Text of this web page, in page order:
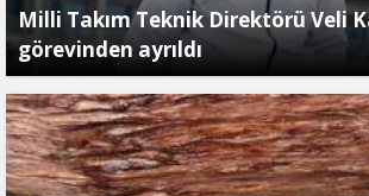
Milli Takım Teknik Direktörü Veli
görevinden ayrıldı